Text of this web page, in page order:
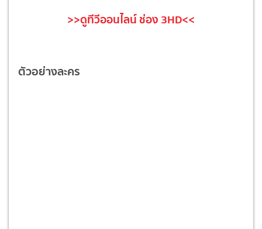
>>ดูทีวีออนไลน์ ช่อง 3HD<<
ตัวอย่างละคร